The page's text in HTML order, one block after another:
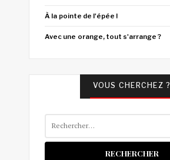
À la pointe de l'épée !
Avec une orange, tout s'arrange ?
VOUS CHERCHEZ ?